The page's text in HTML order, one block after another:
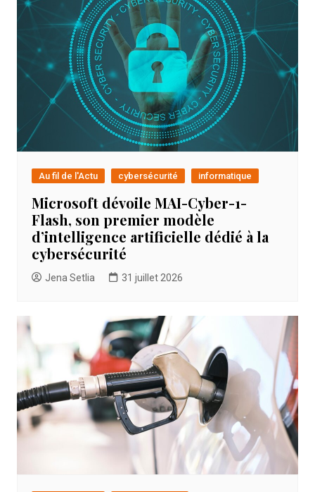
Au fil de l'Actu cybersécurité informatique
Microsoft dévoile MAI-Cyber-1-
Flash, son premier modèle
d’intelligence artificielle dédié à la
cybersécurité
Jena Setlia 31 juillet 2026